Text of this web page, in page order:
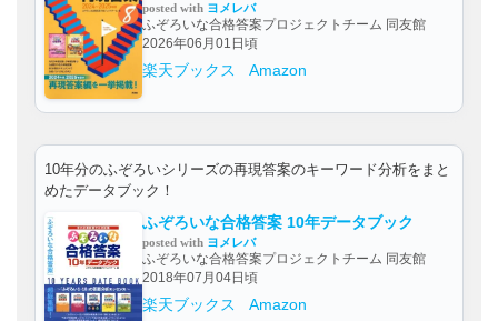
posted with ヨメレバ
ふぞろいな合格答案プロジェクトチーム 同友館
2026年06月01日頃
楽天ブックス Amazon
10年分のふぞろいシリーズの再現答案のキーワード分析をまと
めたデータブック！
ふぞろいな合格答案 10年データブック
posted with ヨメレバ
ふぞろいな合格答案プロジェクトチーム 同友館
2018年07月04日頃
楽天ブックス Amazon